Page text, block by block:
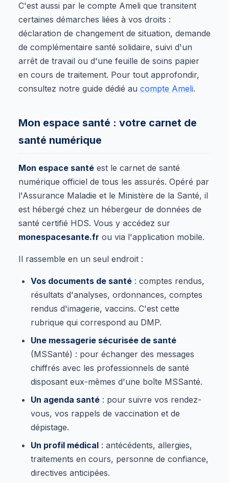
C'est aussi par le compte Ameli que transitent
certaines démarches liées à vos droits :
déclaration de changement de situation, demande
de complémentaire santé solidaire, suivi d'un
arrêt de travail ou d'une feuille de soins papier
en cours de traitement. Pour tout approfondir,
consultez notre guide dédié au compte Ameli.
Mon espace santé : votre carnet de
santé numérique
Mon espace santé est le carnet de santé
numérique officiel de tous les assurés. Opéré par
l'Assurance Maladie et le Ministère de la Santé, il
est hébergé chez un hébergeur de données de
santé certifié HDS. Vous y accédez sur
monespacesante.fr ou via l'application mobile.
Il rassemble en un seul endroit :
Vos documents de santé : comptes rendus,
résultats d'analyses, ordonnances, comptes
rendus d'imagerie, vaccins. C'est cette
rubrique qui correspond au DMP.
Une messagerie sécurisée de santé
(MSSanté) : pour échanger des messages
chiffrés avec les professionnels de santé
disposant eux-mêmes d'une boîte MSSanté.
Un agenda santé : pour suivre vos rendez-
vous, vos rappels de vaccination et de
dépistage.
Un profil médical : antécédents, allergies,
traitements en cours, personne de confiance,
directives anticipées.